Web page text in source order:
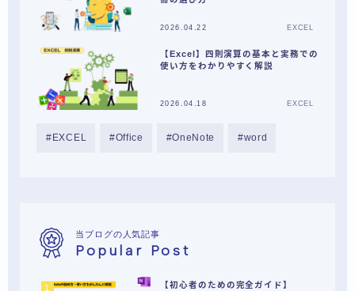
2026.04.22 EXCEL
【Excel】四則演算の基本と実務での
使い方をわかりやすく解説
2026.04.18 EXCEL
EXCEL Office OneNote word
当ブログの人気記事
Popular Post
【初心者のための完全ガイド】